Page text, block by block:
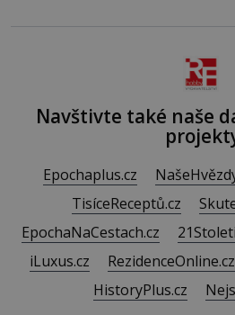
Navštivte také naše
Epochaplus.cz
TisíceReceptů.cz
EpochaNaCestach.cz
iLuxus.cz
RezidenceOnline.cz
HistoryPlus.cz